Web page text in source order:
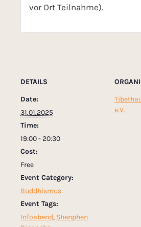
DETAILS
Date:
31.01.2025
Time:
19:00 - 20:30
Cost:
Free
Event Category:
Buddhismus
Event Tags:
Infoabend, Shenphen
e.V.
vor Ort Teilnahme).